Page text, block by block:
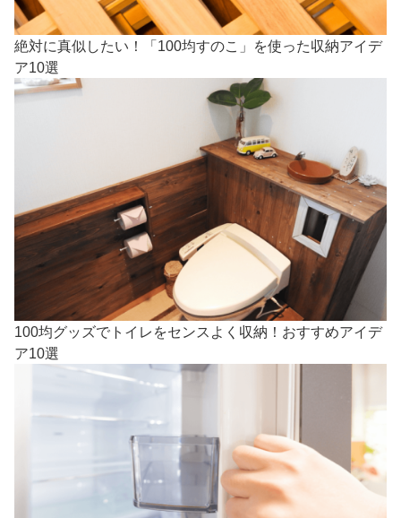
絶対に真似したい！「100均すのこ」を使った収納アイデ
ア10選
100均グッズでトイレをセンスよく収納！おすすめアイデ
ア10選